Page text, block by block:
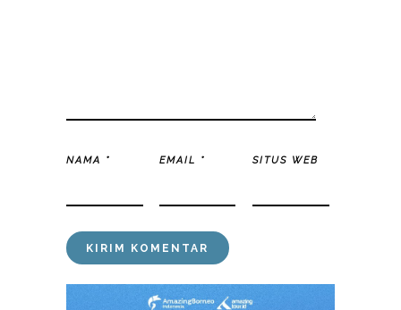
NAMA * EMAIL * SITUS WEB